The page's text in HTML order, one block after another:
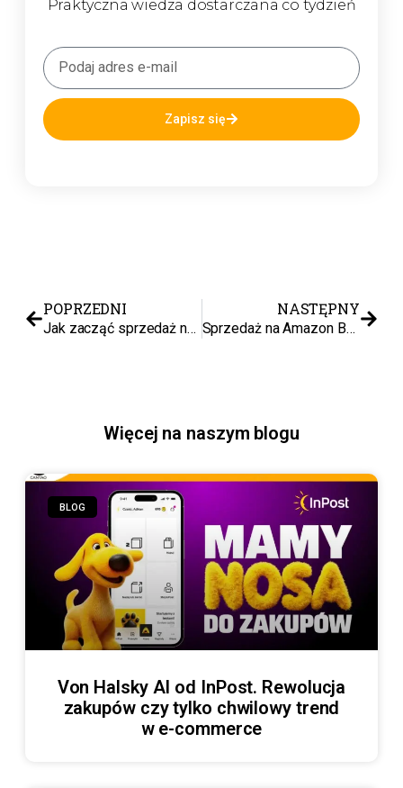
Praktyczna wiedza dostarczana co tydzień
Zapisz się
POPRZEDNI
Jak zacząć sprzedaż na Kaufland Global Marketplace
NASTĘPNY
Sprzedaż na Amazon Business
Więcej na naszym blogu
BLOG
Von Halsky AI od InPost. Rewolucja
zakupów czy tylko chwilowy trend
w e-commerce